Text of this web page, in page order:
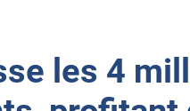
les 4